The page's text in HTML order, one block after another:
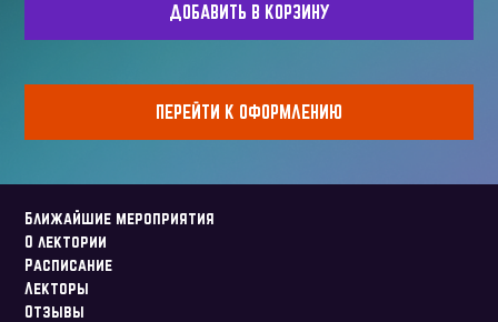
ДОБАВИТЬ В КОРЗИНУ
ПЕРЕЙТИ К ОФОРМЛЕНИЮ
Ближайшие мероприятия
О лектории
Расписание
Лекторы
Отзывы